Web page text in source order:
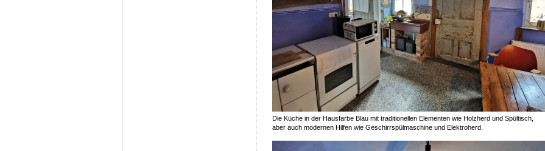
Die Küche in der Hausfarbe Blau mit traditionellen Elementen wie Holzherd und Spültisch,
aber auch modernen Hilfen wie Geschirrspülmaschine und Elektroherd.